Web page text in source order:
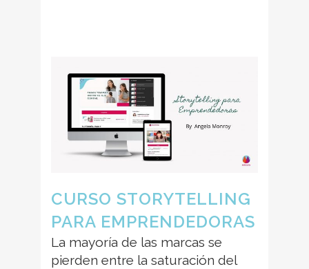
CURSO STORYTELLING
PARA EMPRENDEDORAS
La mayoría de las marcas se
pierden entre la saturación del